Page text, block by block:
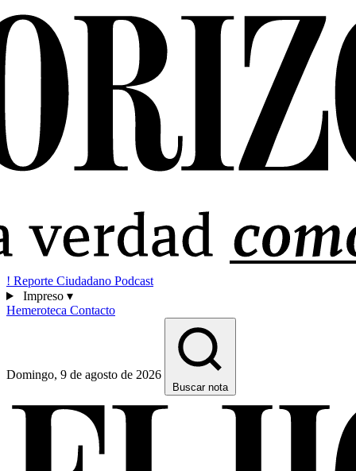
! Reporte Ciudadano Podcast
Impreso ▾
Hemeroteca Contacto
Domingo, 9 de agosto de 2026
Buscar nota